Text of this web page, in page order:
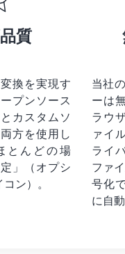
質
換を実現す
プンソース
カスタムソ
方を使用し
とんどの場
」（オプシ
ン）。
当社
ーは
ラウ
ァイ
ライ
ファ
号化
に自